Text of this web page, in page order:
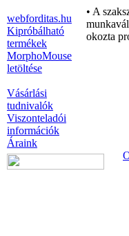
webforditas.hu
Kipróbálható
termékek
MorphoMouse
letöltése
Vásárlási
tudnivalók
Viszonteladói
információk
Áraink
• A
okozta